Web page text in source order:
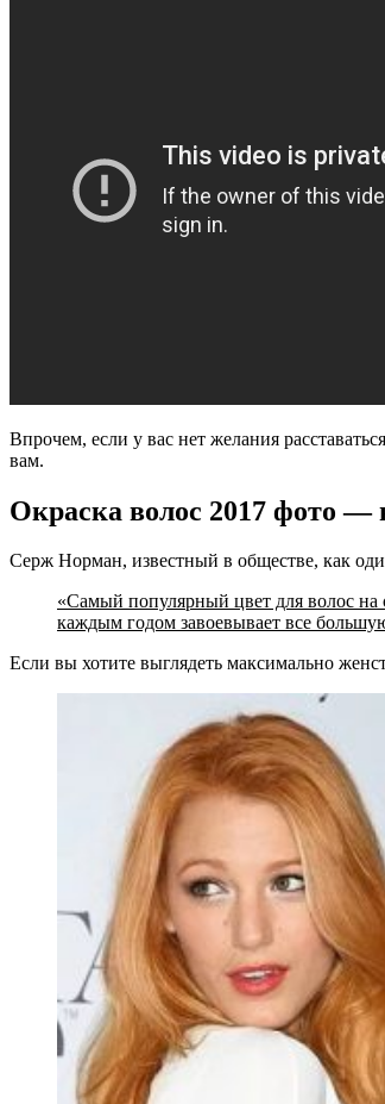
Впрочем, если у вас нет желания
вам.
Окраска волос 2017 фото
Серж Норман, известный в обществе, как
«Самый популярный цвет для волос на
каждым годом завоевывает все
Если вы хотите выглядеть максимально